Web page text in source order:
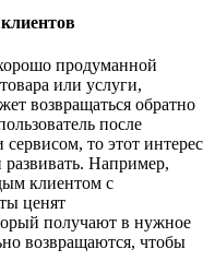
продуманной
или услуги,
возвращаться обратно
после
то этот интерес
Например,
клиентом с
ценят
получают в нужное
возвращаются, чтобы